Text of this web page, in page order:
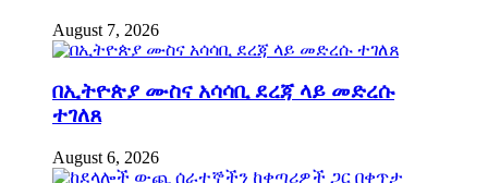
August 7, 2026
በኢትዮጵያ ሙስና አሳሳቢ ደረጃ ላይ መድረሱ
ተገለጸ
August 6, 2026